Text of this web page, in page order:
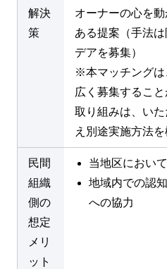
解決
策
オーナーの心を
ある提案（手法
デアを募集）
※本マッチングは
広く募集するこ
取り組みは、い
え別途実施方法を
民間
組織
側の
想定
メリ
ット
当地区におい
地域内での認
への協力